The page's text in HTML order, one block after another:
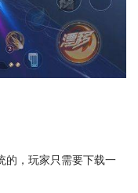
的，玩家只需要下载一